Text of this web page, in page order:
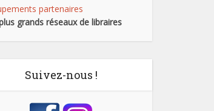
partenaires
grands réseaux de libraires
Suivez-nous !